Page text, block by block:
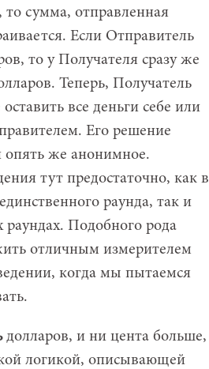
то сумма, отправленная
Если Отправитель
то у Получателя сразу же
Теперь, Получатель
все деньги себе или
Его решение
опять же анонимное.
тут предостаточно, как в
раунда, так и
Подобного рода
отличным измерителем
когда мы пытаемся
долларов, и ни цента больше,
логикой, описывающей